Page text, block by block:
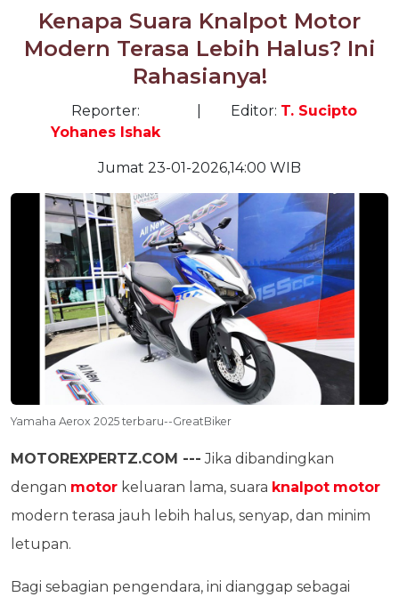
Kenapa Suara Knalpot Motor
Modern Terasa Lebih Halus? Ini
Rahasianya!
Reporter:
Yohanes Ishak
Editor: T. Sucipto
Jumat 23-01-2026,14:00 WIB
Yamaha Aerox 2025 terbaru--GreatBiker
MOTOREXPERTZ.COM --- Jika dibandingkan
dengan motor keluaran lama, suara knalpot motor
modern terasa jauh lebih halus, senyap, dan minim
letupan.
Bagi sebagian pengendara, ini dianggap sebagai